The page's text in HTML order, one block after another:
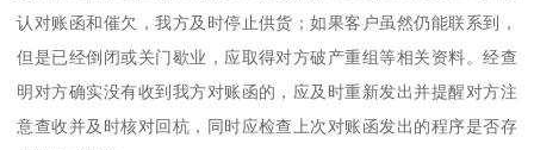
认对账函和催欠，我方及时停止供货；如果客户虽然仍能联系到，
但是已经倒闭或关门歇业，应取得对方破产重组等相关资料。经查
明对方确实没有收到我方对账函的，应及时重新发出并提醒对方注
意查收并及时核对回杭，同时应检查上次对账函发出的程序是否存